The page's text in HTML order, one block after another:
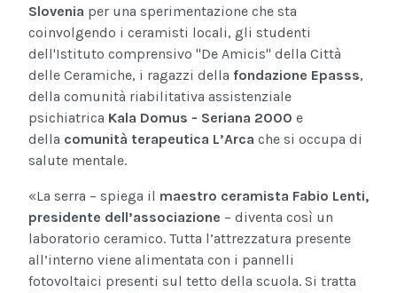
Slovenia per una sperimentazione che sta
coinvolgendo i ceramisti locali, gli studenti
dell'Istituto comprensivo "De Amicis" della Città
delle Ceramiche, i ragazzi della fondazione Epasss,
della comunità riabilitativa assistenziale
psichiatrica Kala Domus - Seriana 2000 e
della comunità terapeutica L’Arca che si occupa di
salute mentale.
«La serra – spiega il maestro ceramista Fabio Lenti,
presidente dell’associazione – diventa così un
laboratorio ceramico. Tutta l’attrezzatura presente
all’interno viene alimentata con i pannelli
fotovoltaici presenti sul tetto della scuola. Si tratta